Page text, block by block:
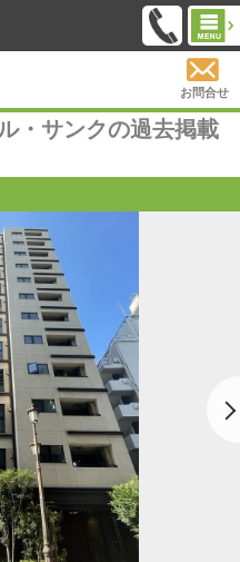
お問合せ
・サンクの過去掲載